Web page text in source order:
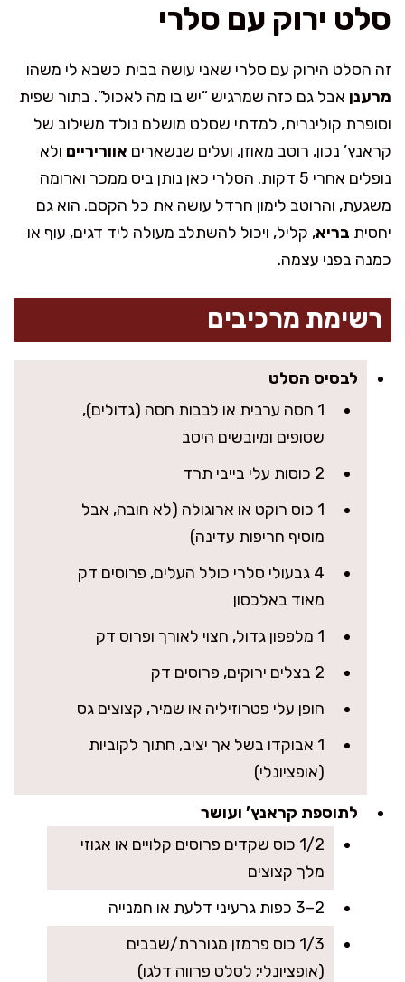
סלט ירוק עם סלרי
זה הסלט הירוק עם סלרי שאני עושה בבית כשבא לי משהו
מרענן אבל גם כזה שמרגיש “יש בו מה לאכול”. בתור שפית
וסופרת קולינרית, למדתי שסלט מושלם נולד משילוב של
קראנץ’ נכון, רוטב מאוזן, ועלים שנשארים אווריריים ולא
נופלים אחרי 5 דקות. הסלרי כאן נותן ביס ממכר וארומה
משגעת, והרוטב לימון חרדל עושה את כל הקסם. הוא גם
יחסית בריא, קליל, ויכול להשתלב מעולה ליד דגים, עוף או
כמנה בפני עצמה.
רשימת מרכיבים
לבסיס הסלט
1 חסה ערבית או לבבות חסה (גדולים),
שטופים ומיובשים היטב
2 כוסות עלי בייבי תרד
1 כוס רוקט או ארוגולה (לא חובה, אבל
מוסיף חריפות עדינה)
4 גבעולי סלרי כולל העלים, פרוסים דק
מאוד באלכסון
1 מלפפון גדול, חצוי לאורך ופרוס דק
2 בצלים ירוקים, פרוסים דק
חופן עלי פטרוזיליה או שמיר, קצוצים גס
1 אבוקדו בשל אך יציב, חתוך לקוביות
(אופציונלי)
לתוספת קראנץ’ ועושר
1/2 כוס שקדים פרוסים קלויים או אגוזי
מלך קצוצים
2–3 כפות גרעיני דלעת או חמנייה
1/3 כוס פרמזן מגוררת/שבבים
(אופציונלי; לסלט פרווה דלגו)